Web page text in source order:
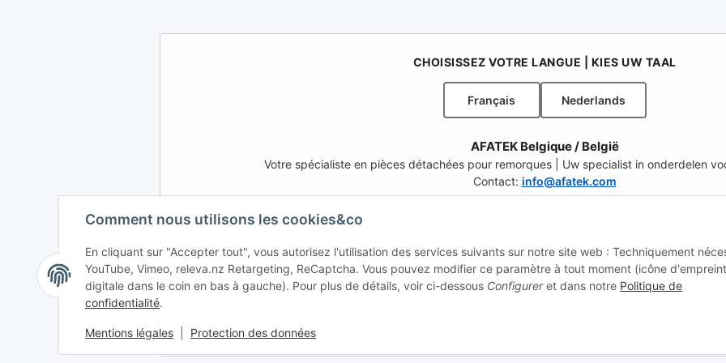
Comment nous utilisons les cookies&co
En cliquant sur "Accepter tout", vous autorisez l'utilisation des services suivants sur notre site web : Techniquement
YouTube, Vimeo, releva.nz Retargeting, ReCaptcha. Vous pouvez modifier ce paramètre à tout moment (icône
digitale dans le coin en bas à gauche). Pour plus de détails, voir ci-dessous Configureret dans notre Politique de
confidentialité.
Mentions légales Protection des données
CHOISISSEZ VOTRE LANGUE | KIES UW TAAL
Français Nederlands
AFATEK Belgique / België
Votre spécialiste en pièces détachées pour remorques | Uw specialist in onderdelen
Contact: info@afatek.com
AFATEK INTERNATIONAL – SELECT REGION & LANGUAGE | CHOISIR LA RÉGION ET LA LANGUE |
DE AT CH (DE) CH (FR) CH (IT) BE (NL) BE (FR) NL
DK PL UK NZ USA MX PT SE